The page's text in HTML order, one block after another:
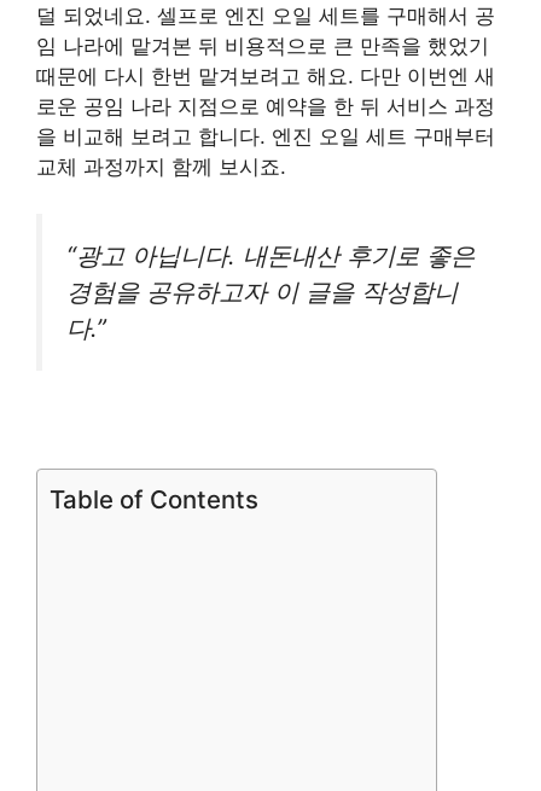
덜 되었네요. 셀프로 엔진 오일 세트를 구매해서 공
임 나라에 맡겨본 뒤 비용적으로 큰 만족을 했었기
때문에 다시 한번 맡겨보려고 해요. 다만 이번엔 새
로운 공임 나라 지점으로 예약을 한 뒤 서비스 과정
을 비교해 보려고 합니다. 엔진 오일 세트 구매부터
교체 과정까지 함께 보시죠.
“광고 아닙니다. 내돈내산 후기로 좋은
경험을 공유하고자 이 글을 작성합니
다.”
Table of Contents